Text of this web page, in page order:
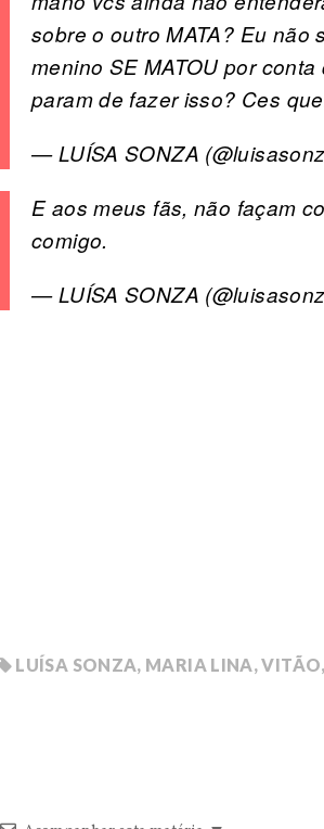
sobre o outro MATA? Eu não
menino SE MATOU por
param de fazer isso? Ces
— LUÍSA SONZA
E aos meus fãs, não façam
comigo.
— LUÍSA SONZA
LUÍSA SONZA, MARIA LINA,VITÃO,